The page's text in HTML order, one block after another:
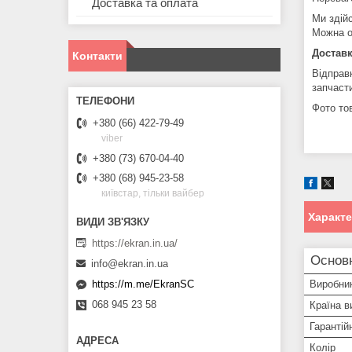
Ми
Можна
Фото
Країна
Колір
Доставка та оплата
Контакти
+380 (66) 422-79-49
viber
+380 (73) 670-04-40
+380 (68) 945-23-58
київстар, тільки вайбер
https://ekran.in.ua/
info@ekran.in.ua
https://m.me/EkranSC
068 945 23 58